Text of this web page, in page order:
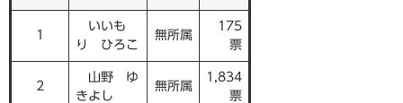
1
いいも
り ひろこ
無所属
175
票
2
山野 ゆ
きよし
無所属
1,834
票